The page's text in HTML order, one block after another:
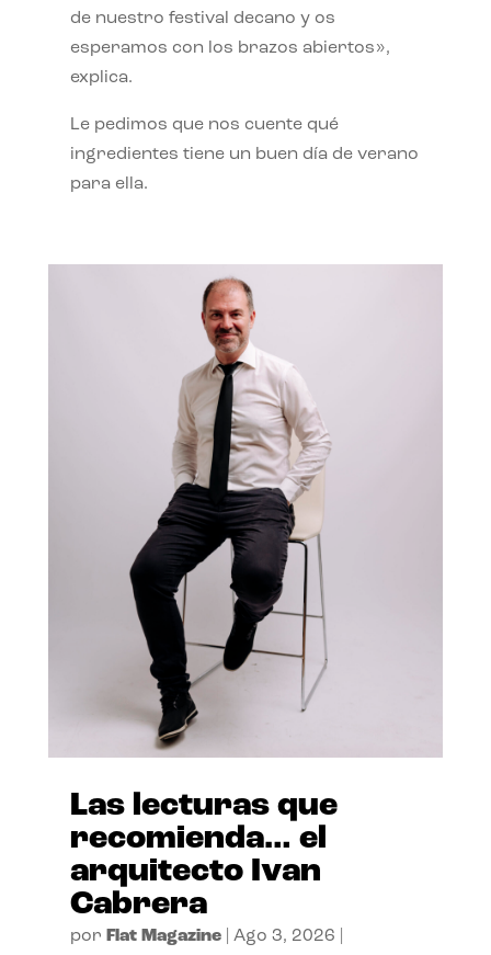
de nuestro festival decano y os
esperamos con los brazos abiertos»,
explica.
Le pedimos que nos cuente qué
ingredientes tiene un buen día de verano
para ella.
Las lecturas que
recomienda… el
arquitecto Ivan
Cabrera
por Flat Magazine| Ago 3, 2026